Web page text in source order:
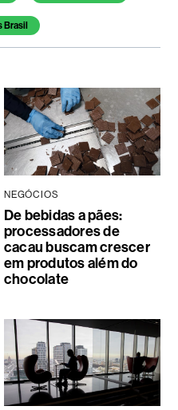
Brasil
NEGÓCIOS
De bebidas a pães:
processadores de
cacau buscam crescer
em produtos além do
chocolate